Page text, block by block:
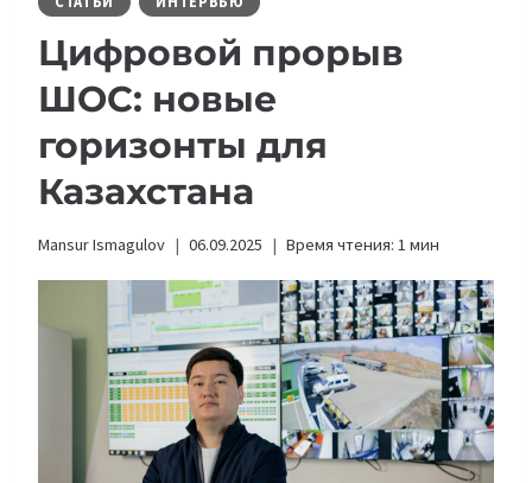
Цифровой прорыв
ШОС: новые
горизонты для
Казахстана
Mansur Ismagulov 06.09.2025 Время чтения: 1 мин